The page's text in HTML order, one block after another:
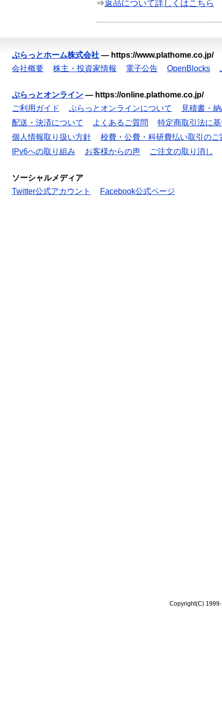
⇒返品について詳しくはこちら
ぷらっとホーム株式会社 — https://www.plathome.co.jp/
会社概要
株主・投資家情報 電子公告 OpenBlocks
ぷらっとオンライン — https://online.plathome.co.jp/
ご利用ガイド
ぷらっとオンラインについて
見積書・
配送・決済について
よくあるご質問
特定商取引法に
個人情報取り扱い方針
校費・公費・科研費払い取引のご
IPv6への取り組み
お客様からの声 ご注文の取り消し
ソーシャルメディア
Twitter公式アカウント
Facebook公式ページ
Copyright(C)